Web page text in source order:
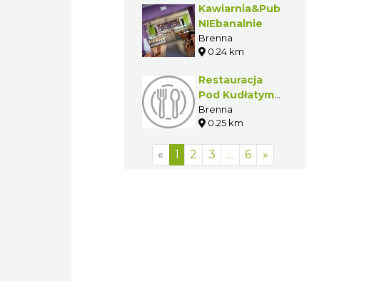
Kawiarnia&Pub
NIEbanalnie
Brenna
0.24 km
Restauracja
Pod Kudłatym
Baranem
Brenna
0.25 km
« 1 2 3 … 6 »